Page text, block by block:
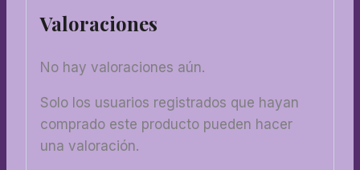
Valoraciones
No hay valoraciones aún.
Solo los usuarios registrados que hayan
comprado este producto pueden hacer
una valoración.